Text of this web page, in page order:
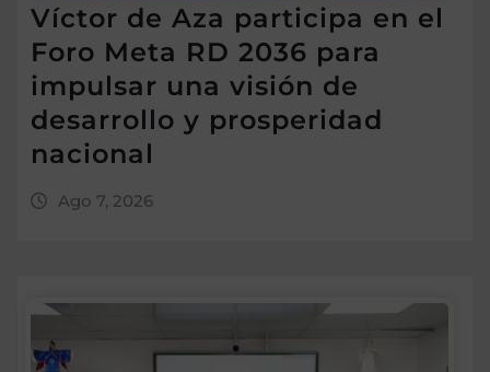
Víctor de Aza participa en el
Foro Meta RD 2036 para
impulsar una visión de
desarrollo y prosperidad
nacional
Ago 7, 2026